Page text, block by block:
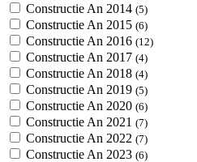
Constructie An 2014 (5)
Constructie An 2015 (6)
Constructie An 2016 (12)
Constructie An 2017 (4)
Constructie An 2018 (4)
Constructie An 2019 (5)
Constructie An 2020 (6)
Constructie An 2021 (7)
Constructie An 2022 (7)
Constructie An 2023 (6)